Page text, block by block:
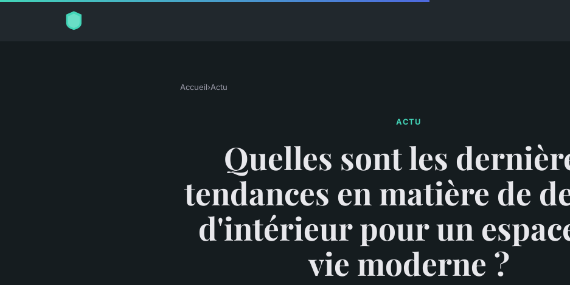
Accueil›Actu
ACTU
Quelles sont les
tendances en matière de
d'intérieur pour un
vie moderne ?